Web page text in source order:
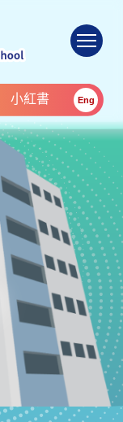
小紅書 Eng